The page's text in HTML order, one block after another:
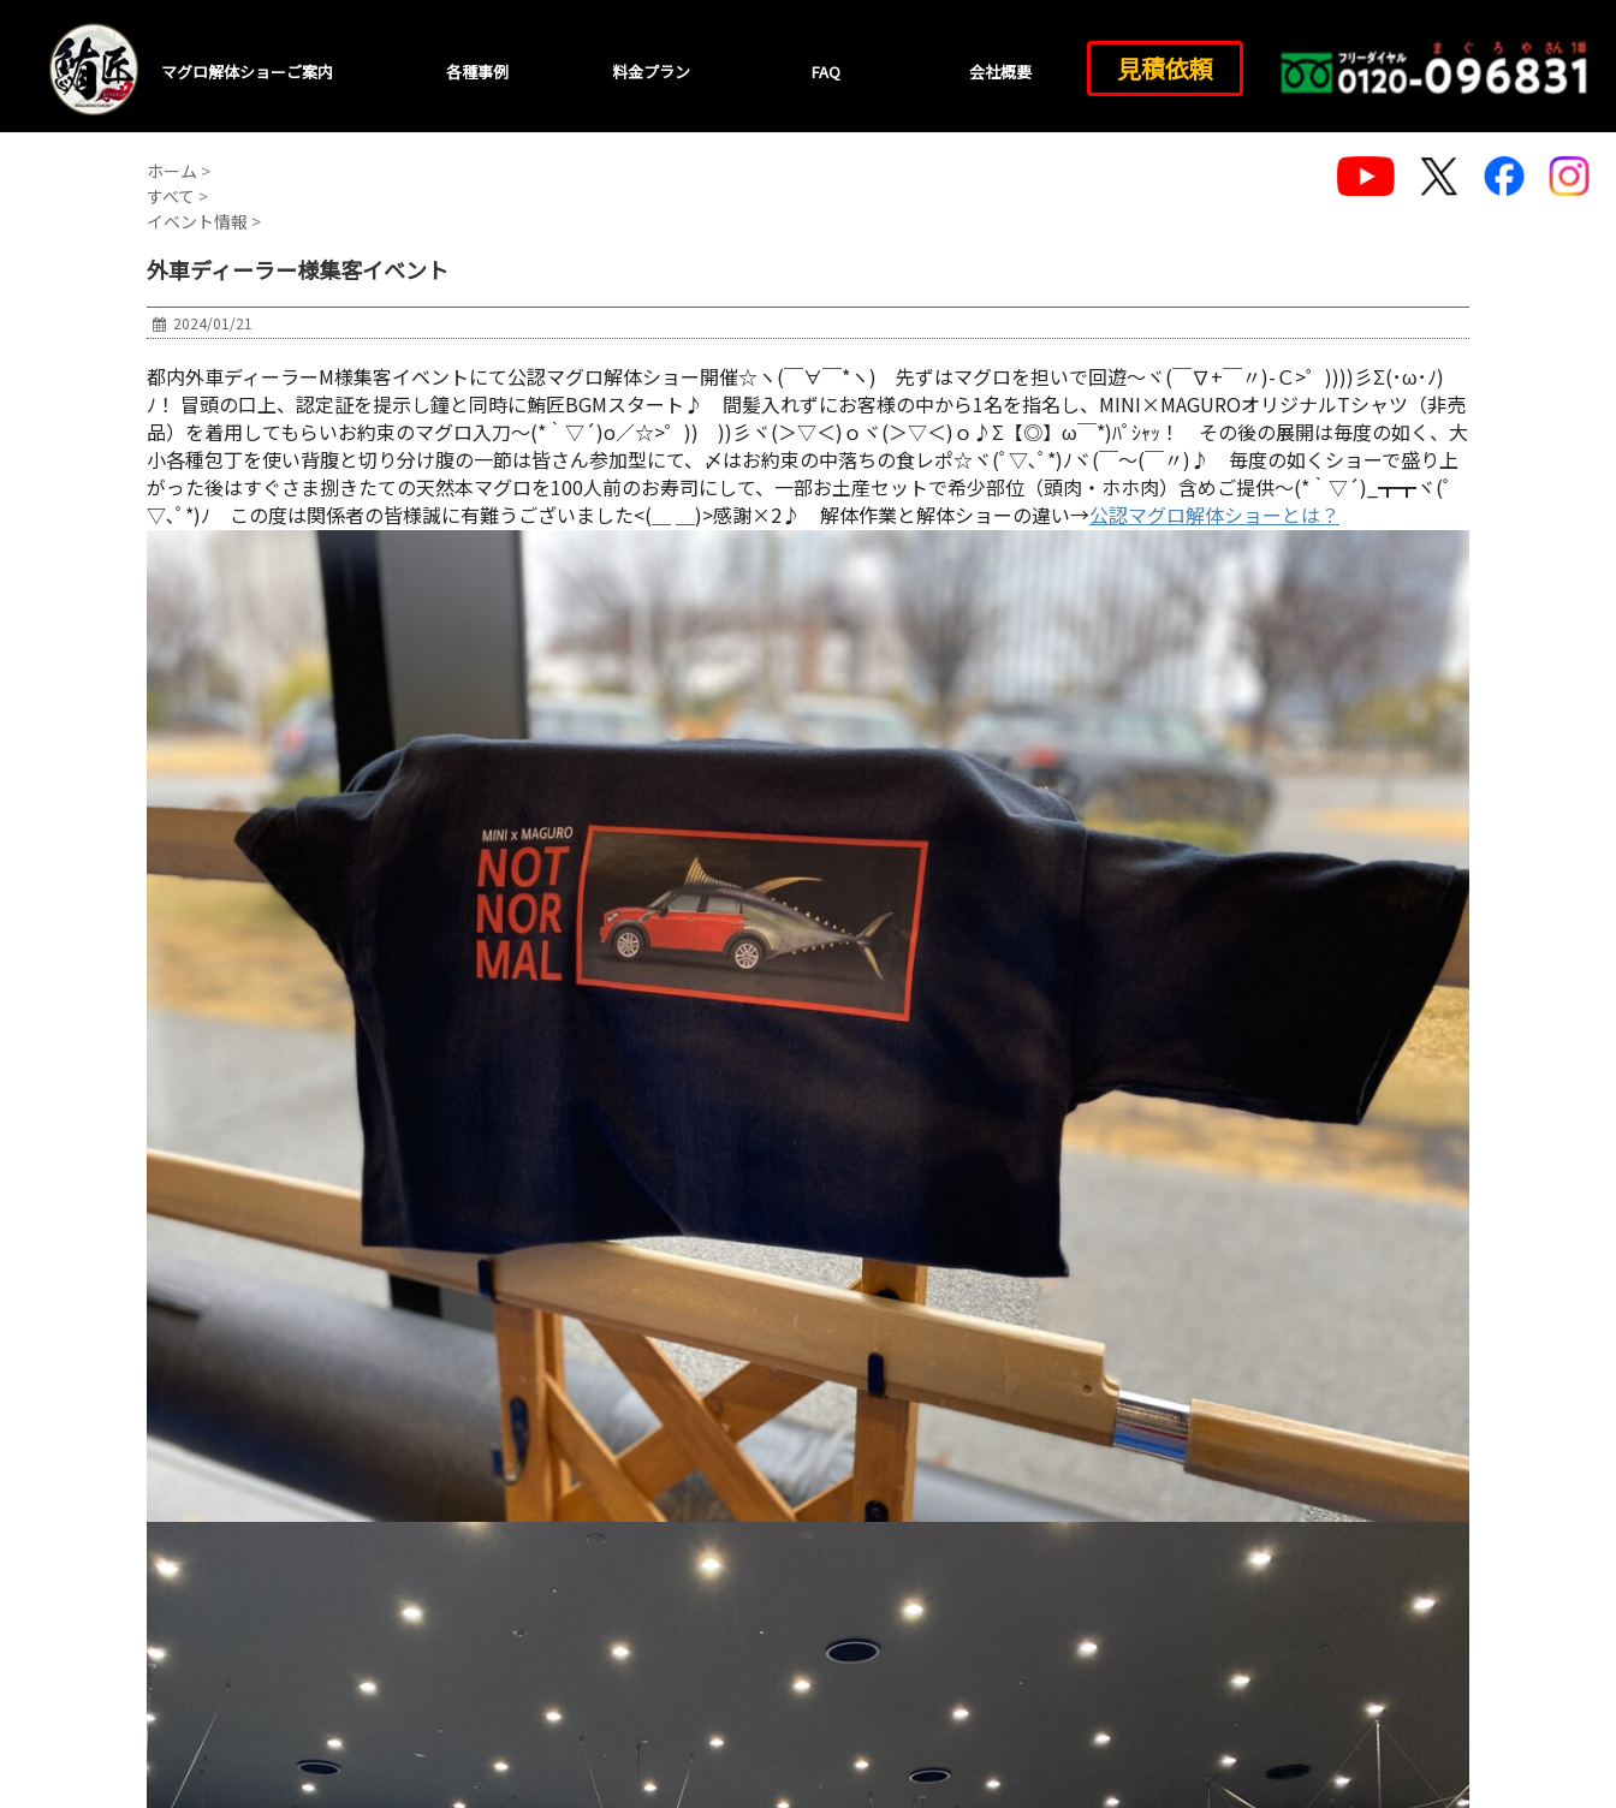
マグロ解体ショーご案内 各種事例 料金プラン FAQ 会社概要 見積依頼
ホーム >
すべて >
イベント情報 >
外車ディーラー様集客イベント
2024/01/21
都内外車ディーラーM様集客イベントにて公認マグロ解体ショー開催☆ヽ(￣∀￣*ヽ) 先ずはマグロを担いで回遊～ヾ(￣∇+￣〃)-Ｃ>゜))))彡Σ(･ω･ﾉ)
ﾉ！ 冒頭の口上、認定証を提示し鐘と同時に鮪匠BGMスタート♪ 間髪入れずにお客様の中から1名を指名し、MINI×MAGUROオリジナルTシャツ（非売
品）を着用してもらいお約束のマグロ入刀～(*｀▽´)o／☆>゜)) ))彡ヾ(＞▽＜)ｏヾ(＞▽＜)ｏ♪Σ【◎】ω￣*)ﾊﾟｼｬｯ！ その後の展開は毎度の如く、大
小各種包丁を使い背腹と切り分け腹の一節は皆さん参加型にて、〆はお約束の中落ちの食レポ☆ヾ(ﾟ▽､ﾟ*)ﾉヾ(￣～(￣〃)♪ 毎度の如くショーで盛り上
がった後はすぐさま捌きたての天然本マグロを100人前のお寿司にして、一部お土産セットで希少部位（頭肉・ホホ肉）含めご提供～(*｀▽´)_┳┳ヾ(ﾟ
▽､ﾟ*)ﾉ この度は関係者の皆様誠に有難うございました<(＿ ＿)>感謝×2♪ 解体作業と解体ショーの違い→公認マグロ解体ショーとは？